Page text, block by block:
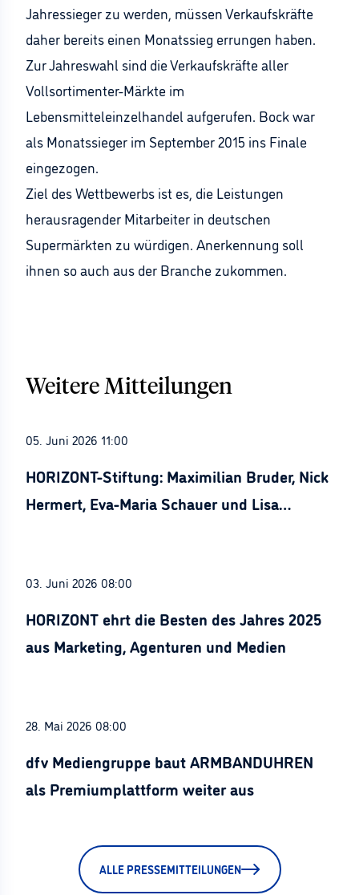
Jahressieger zu werden, müssen Verkaufskräfte
daher bereits einen Monatssieg errungen haben.
Zur Jahreswahl sind die Verkaufskräfte aller
Vollsortimenter-Märkte im
Lebensmitteleinzelhandel aufgerufen. Bock war
als Monatssieger im September 2015 ins Finale
eingezogen.
Ziel des Wettbewerbs ist es, die Leistungen
herausragender Mitarbeiter in deutschen
Supermärkten zu würdigen. Anerkennung soll
ihnen so auch aus der Branche zukommen.
Weitere Mitteilungen
05. Juni 2026 11:00
HORIZONT-Stiftung: Maximilian Bruder, Nick
Hermert, Eva-Maria Schauer und Lisa
03. Juni 2026 08:00
HORIZONT ehrt die Besten des Jahres 2025
aus Marketing, Agenturen und Medien
28. Mai 2026 08:00
dfv Mediengruppe baut ARMBANDUHREN
als Premiumplattform weiter aus
ALLE PRESSEMITTEILUNGEN